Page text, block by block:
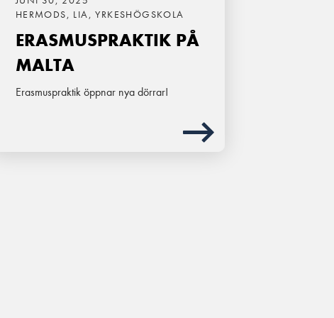
HERMODS, LIA, YRKESHÖGSKOLA
ERASMUSPRAKTIK PÅ
MALTA
Erasmuspraktik öppnar nya dörrar!